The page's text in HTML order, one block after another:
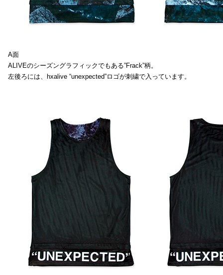
A面
ALIVEのシーズングラフィックでもある”Frack”柄。
左後ろには、hxalive “unexpected”ロゴが刺繍で入っています。